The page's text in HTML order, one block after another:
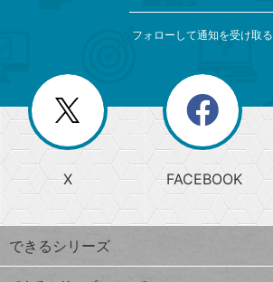
じ
る
search
検
索
上
昇
ワ
ー
ド
閉
じ
る
ー
か
ら
探
す
フォローして通知を受け取る
X FACEBOOK
できるシリーズ